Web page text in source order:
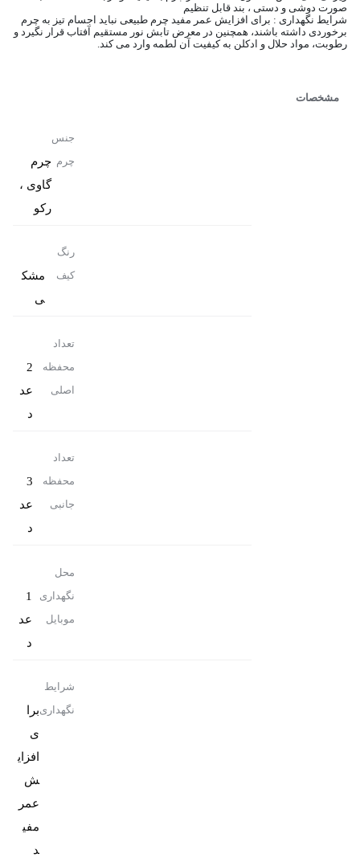
صورت دوشی و دستی ، بند قابل تنظیم
شرایط نگهداری : برای افزایش عمر مفید چرم طبیعی نباید اجسام تیز به چرم
برخوردی داشته باشند، همچنین در معرض تابش نور مستقیم آفتاب قرار نگیرد و
رطوبت، مواد حلال و ادکلن به کیفیت آن لطمه وارد می کند.
مشخصات
جنس
چرم چرم
گاوی ،
رکو
رنگ
کیف
مشک
ی
تعداد
محفظه
اصلی
2
عد
د
تعداد
محفظه
جانبی
3
عد
د
محل
نگهداری
موبایل
1
عد
د
شرایط
نگهداریبرا
ی
افزای
ش
عمر
مفی
د